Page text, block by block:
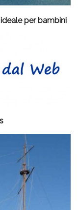
per bambini